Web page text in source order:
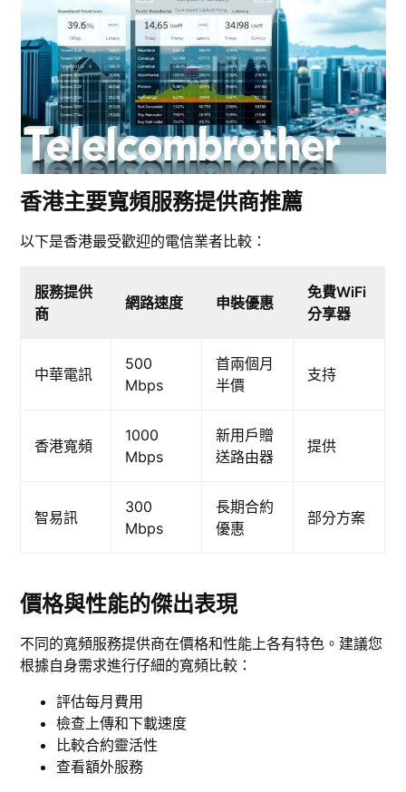
香港主要寬頻服務提供商推薦
以下是香港最受歡迎的電信業者比較：
服務提供
商
網路速度 申裝優惠
免費WiFi
分享器
中華電訊
500
Mbps
首兩個月
半價
支持
香港寬頻
1000
Mbps
新用戶贈
送路由器
提供
智易訊
300
Mbps
長期合約
優惠
部分方案
價格與性能的傑出表現
不同的寬頻服務提供商在價格和性能上各有特色。建議您
根據自身需求進行仔細的寬頻比較：
評估每月費用
檢查上傳和下載速度
比較合約靈活性
查看額外服務